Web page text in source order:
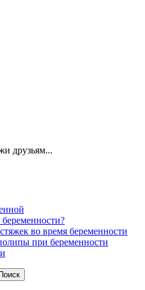
друзьям...
во время беременности
при беременности
Поиск